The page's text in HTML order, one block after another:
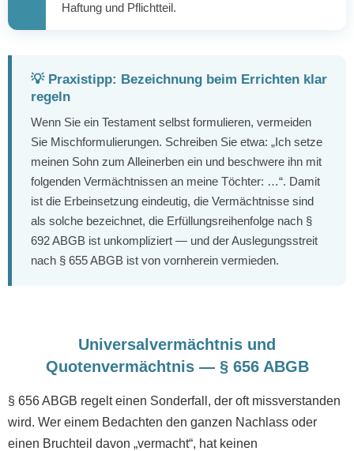
Haftung und Pflichtteil.
💡 Praxistipp: Bezeichnung beim Errichten klar
regeln
Wenn Sie ein Testament selbst formulieren, vermeiden
Sie Mischformulierungen. Schreiben Sie etwa: „Ich setze
meinen Sohn zum Alleinerben ein und beschwere ihn mit
folgenden Vermächtnissen an meine Töchter: …“. Damit
ist die Erbeinsetzung eindeutig, die Vermächtnisse sind
als solche bezeichnet, die Erfüllungsreihenfolge nach §
692 ABGB ist unkompliziert — und der Auslegungsstreit
nach § 655 ABGB ist von vornherein vermieden.
Universalvermächtnis und
Quotenvermächtnis — § 656 ABGB
§ 656 ABGB regelt einen Sonderfall, der oft missverstanden
wird. Wer einem Bedachten den ganzen Nachlass oder
einen Bruchteil davon „vermacht“, hat keinen